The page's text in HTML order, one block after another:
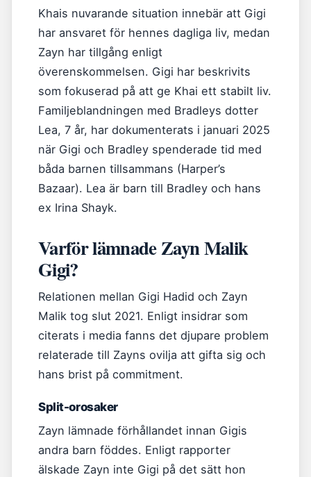
Khais nuvarande situation innebär att Gigi
har ansvaret för hennes dagliga liv, medan
Zayn har tillgång enligt
överenskommelsen. Gigi har beskrivits
som fokuserad på att ge Khai ett stabilt liv.
Familjeblandningen med Bradleys dotter
Lea, 7 år, har dokumenterats i januari 2025
när Gigi och Bradley spenderade tid med
båda barnen tillsammans (Harper’s
Bazaar). Lea är barn till Bradley och hans
ex Irina Shayk.
Varför lämnade Zayn Malik
Gigi?
Relationen mellan Gigi Hadid och Zayn
Malik tog slut 2021. Enligt insidrar som
citerats i media fanns det djupare problem
relaterade till Zayns ovilja att gifta sig och
hans brist på commitment.
Split-orosaker
Zayn lämnade förhållandet innan Gigis
andra barn föddes. Enligt rapporter
älskade Zayn inte Gigi på det sätt hon